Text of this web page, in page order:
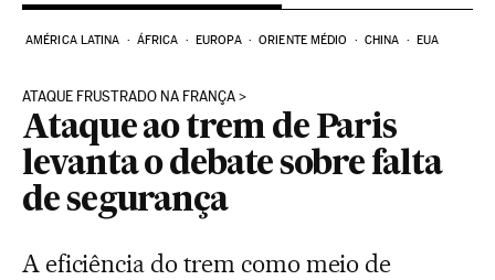
AMÉRICA LATINA ÁFRICA EUROPA ORIENTE MÉDIO CHINA EUA
ATAQUE FRUSTRADO NA FRANÇA
Ataque ao trem de Paris
levanta o debate sobre falta
de segurança
A eficiência do trem como meio de